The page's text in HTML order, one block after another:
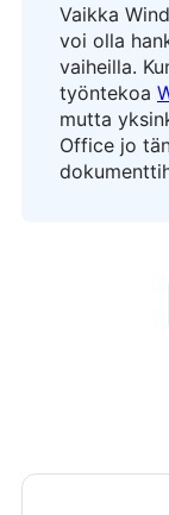
Vaikka
voi olla
vaiheilla.
työntekoa
mutta
Office jo